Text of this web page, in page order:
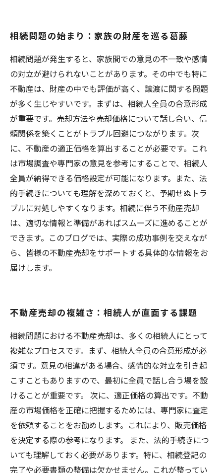
物語
相続問題をスムーズに解決するためのステップ
まとめ
相続問題の始まり：家族の財産を巡る葛藤
相続問題が発生すると、家族間での意見の不一致や感情
の対立が避けられないことがあります。その中でも特に
不動産は、財産の中でも評価が高く、譲渡に関する問題
が多く生じやすいです。まずは、相続人全員の合意形成
が重要です。売却方法や売却価格について話し合い、信
頼関係を築くことがトラブル回避につながります。次
に、不動産の適正価格を算出することが必要です。これ
は市場調査や専門家の意見を参考にすることで、相続人
全員が納得できる価格設定が可能になります。また、法
的手続きについても理解を深めておくと、予期せぬトラ
ブルに対処しやすくなります。相続に伴う不動産売却
は、適切な情報と準備があればスムーズに進めることが
できます。このブログでは、実際の成功事例を交えなが
ら、皆様の不動産売却をサポートする具体的な情報をお
届けします。
不動産売却の複雑さ：相続人が直面する課題
相続問題における不動産売却は、多くの相続人にとって
複雑なプロセスです。まず、相続人全員の合意形成が必
須です。意見の相違がある場合、感情的な対立を引き起
こすこともありますので、最初に全員で話し合う場を設
けることが重要です。 次に、適正価格の算出です。不動
産の市場価格を正確に把握するためには、専門家に査定
を依頼することをお勧めします。これにより、販売価格
を決定する際の参考になります。 また、法的手続きにつ
いても理解しておく必要があります。特に、相続登記の
完了や必要書類の整備は欠かせません。これが整ってい